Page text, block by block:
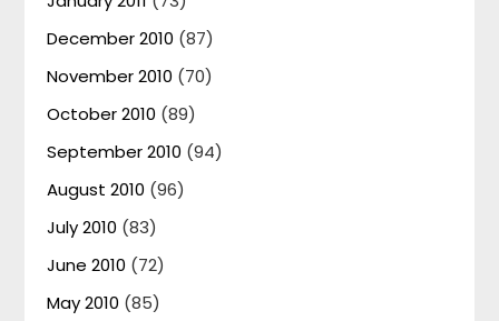
December 2010 (87)
November 2010 (70)
October 2010 (89)
September 2010 (94)
August 2010 (96)
July 2010 (83)
June 2010 (72)
May 2010 (85)